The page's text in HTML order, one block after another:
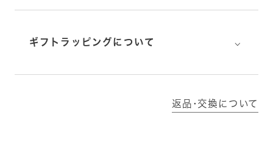
ギフトラッピングについて ⌵
返品･交換について